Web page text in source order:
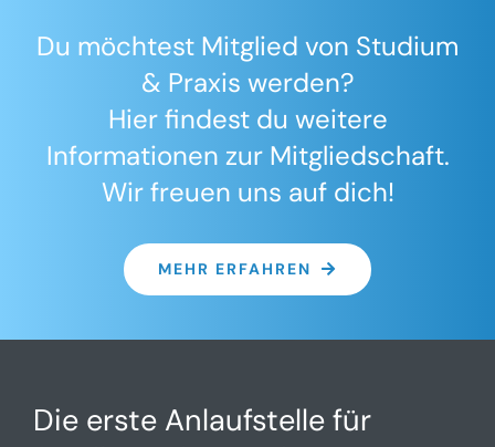
Hierfindest du weitere
Informationen zur Mitgliedschaft.
Wir freuen uns auf dich!
MEHR ERFAHREN
Die erste Anlaufstelle für
Universität Ulm.